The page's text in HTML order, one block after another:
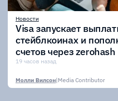
Новости
Visa запускает
стейблкоинах и
счетов через zerohash
19 часов назад
Молли Вилсон|Media Contributor